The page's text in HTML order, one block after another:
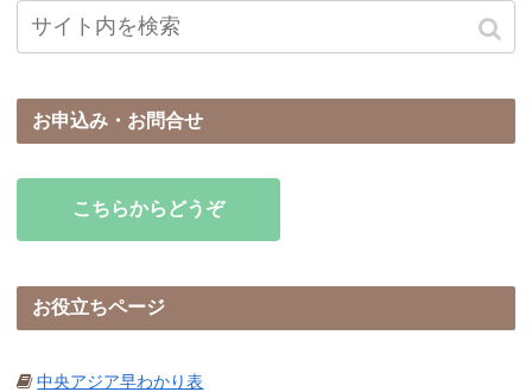
お申込み・お問合せ
こちらからどうぞ
お役立ちページ
中央アジア早わかり表